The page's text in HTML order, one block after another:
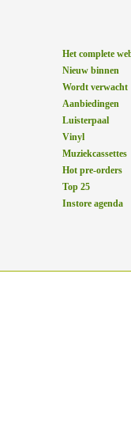
Het complete
Nieuw binnen
Wordt verwacht
Aanbiedingen
Luisterpaal
Vinyl
Muziekcassettes
Hot pre-orders
Top 25
Instore agenda